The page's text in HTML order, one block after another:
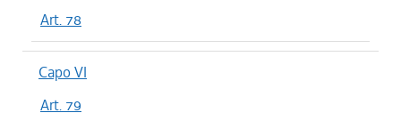
Art. 78
Capo VI
Art. 79